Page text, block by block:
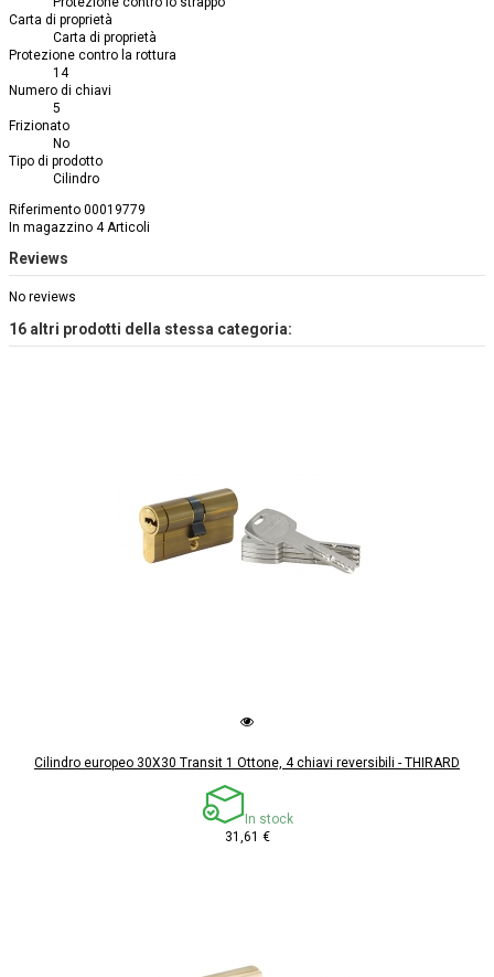
Carta di proprietà
Carta di proprietà
Protezione contro la rottura
14
Numero di chiavi
5
Frizionato
No
Tipo di prodotto
Cilindro
Riferimento 00019779
In magazzino 4 Articoli
Reviews
No reviews
16 altri prodotti della stessa categoria:
Cilindro europeo 30X30 Transit 1 Ottone, 4 chiavi reversibili - THIRARD
In stock
31,61 €